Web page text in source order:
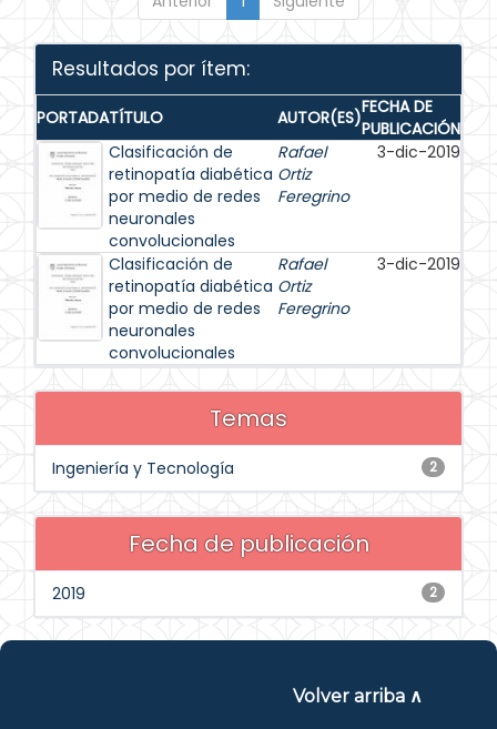
Resultados por ítem:
PORTADATÍTULO AUTOR(ES)FECHA DE
PUBLICACIÓN
Clasificación de
retinopatía diabética
por medio de redes
neuronales
convolucionales
Rafael
Ortiz
Feregrino
3-dic-2019
Clasificación de
retinopatía diabética
por medio de redes
neuronales
convolucionales
Rafael
Ortiz
Feregrino
3-dic-2019
Temas
2
Ingeniería y Tecnología
Fecha de publicación
2
2019
Volver arriba ∧